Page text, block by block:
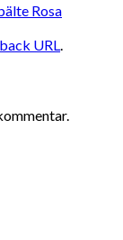
Rosa
URL.